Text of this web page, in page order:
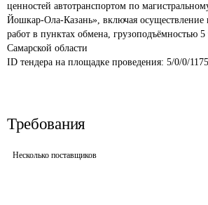
ценностей автотранспортом по
Йошкар-Ола-Казань», включая осуществление
работ в пунктах обмена,
Самарской области
ID тендера на площадке проведения: 5/0/0/
Требования
Несколько поставщиков